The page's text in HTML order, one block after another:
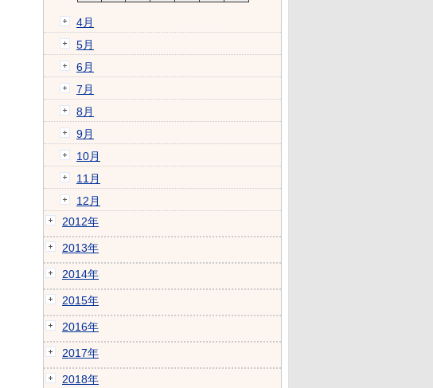
4月
5月
6月
7月
8月
9月
10月
11月
12月
2012年
2013年
2014年
2015年
2016年
2017年
2018年